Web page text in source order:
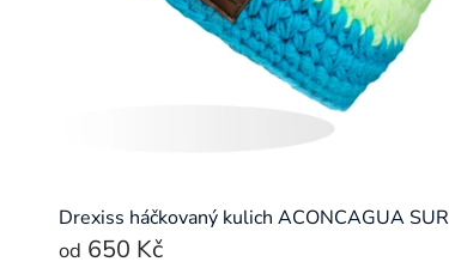
Drexiss háčkovaný kulich ACONCAGUA SUR
od 650 Kč